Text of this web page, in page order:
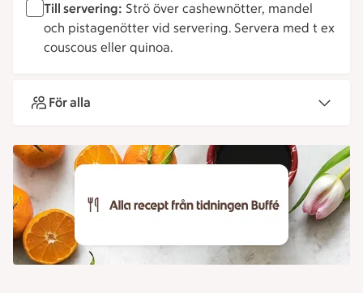
Till servering: Strö över cashewnötter, mandel
och pistagenötter vid servering. Servera med t ex
couscous eller quinoa.
För alla